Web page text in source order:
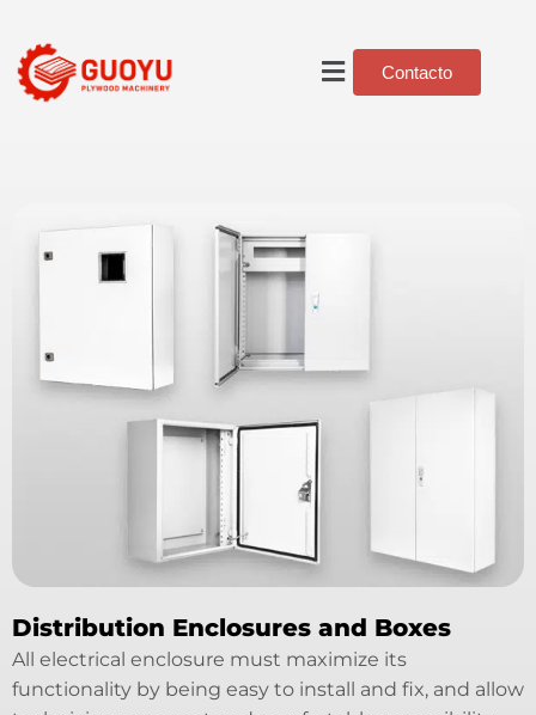
Contacto
Distribution Enclosures and Boxes
All electrical enclosure must maximize its
functionality by being easy to install and fix, and allow